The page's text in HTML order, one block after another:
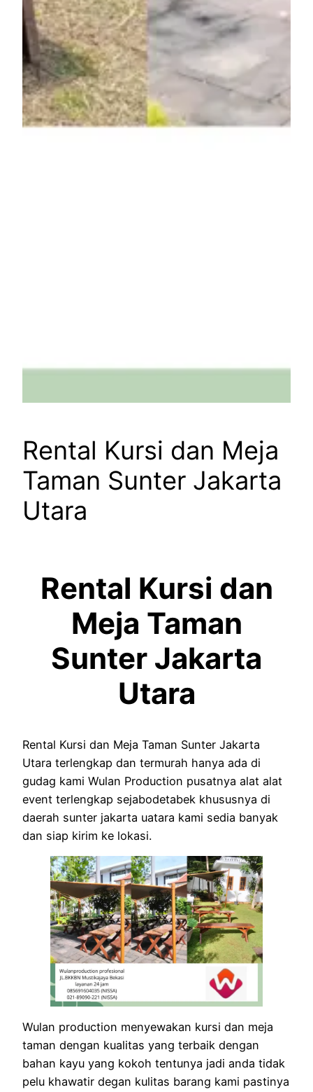
Rental Kursi dan Meja
Taman Sunter Jakarta
Utara
Rental Kursi dan
Meja Taman
Sunter Jakarta
Utara
Rental Kursi dan Meja Taman Sunter Jakarta
Utara terlengkap dan termurah hanya ada di
gudag kami Wulan Production pusatnya alat alat
event terlengkap sejabodetabek khususnya di
daerah sunter jakarta uatara kami sedia banyak
dan siap kirim ke lokasi.
Wulan production menyewakan kursi dan meja
taman dengan kualitas yang terbaik dengan
bahan kayu yang kokoh tentunya jadi anda tidak
pelu khawatir degan kulitas barang kami pastinya